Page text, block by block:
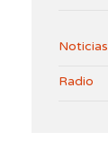
Noticias
Radio